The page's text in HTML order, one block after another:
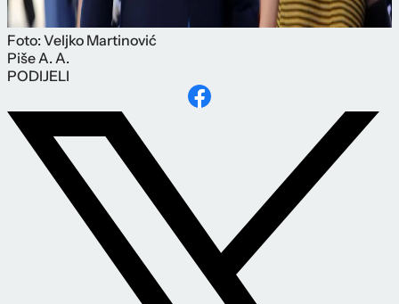
Foto: Veljko Martinović
PišeA. A.
PODIJELI